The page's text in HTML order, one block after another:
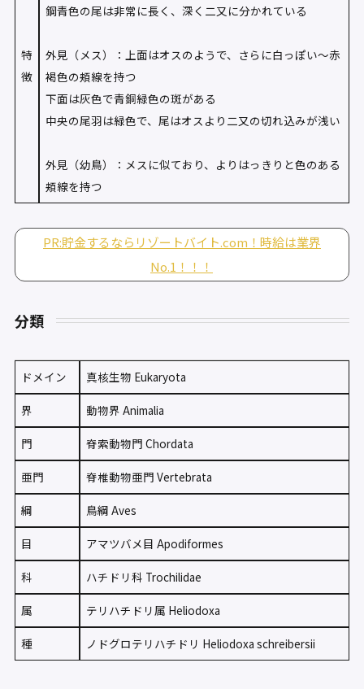
特
徴
鋼青色の尾は非常に長く、深く二又に分かれている
外見（メス）：上面はオスのようで、さらに白っぽい〜赤
褐色の頬線を持つ
下面は灰色で青銅緑色の斑がある
中央の尾羽は緑色で、尾はオスより二又の切れ込みが浅い
外見（幼鳥）：メスに似ており、よりはっきりと色のある
頬線を持つ
PR:貯金するならリゾートバイト.com！時給は業界
No.1！！！
分類
ドメイン 真核生物 Eukaryota
界 動物界 Animalia
門 脊索動物門 Chordata
亜門 脊椎動物亜門 Vertebrata
綱 鳥綱 Aves
目 アマツバメ目 Apodiformes
科 ハチドリ科 Trochilidae
属 テリハチドリ属 Heliodoxa
種 ノドグロテリハチドリ Heliodoxa schreibersii